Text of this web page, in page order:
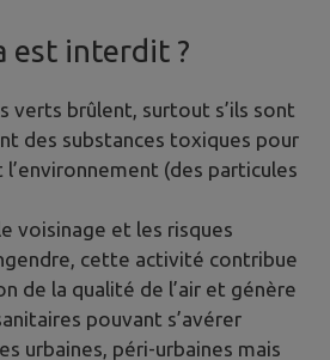
est interdit ?
verts brûlent, surtout s’ils sont
des substances toxiques pour
(des particules
voisinage et les risques
cette activité contribue
de la qualité de l’air et génère
pouvant s’avérer
urbaines, péri-urbaines mais